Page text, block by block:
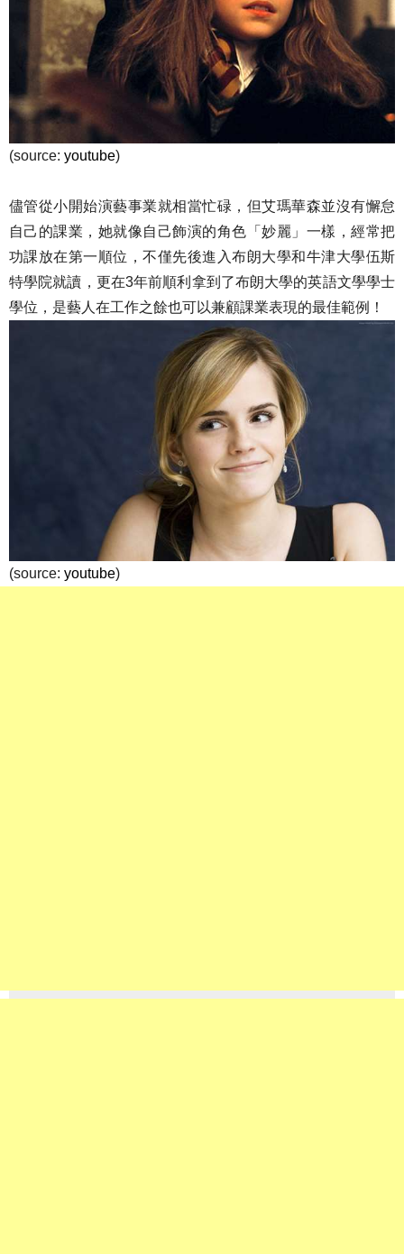
(source: youtube)
儘管從小開始演藝事業就相當忙碌，但艾瑪華森並沒有懈怠
自己的課業，她就像自己飾演的角色「妙麗」一樣，經常把
功課放在第一順位，不僅先後進入布朗大學和牛津大學伍斯
特學院就讀，更在3年前順利拿到了布朗大學的英語文學學士
學位，是藝人在工作之餘也可以兼顧課業表現的最佳範例！
(source: youtube)